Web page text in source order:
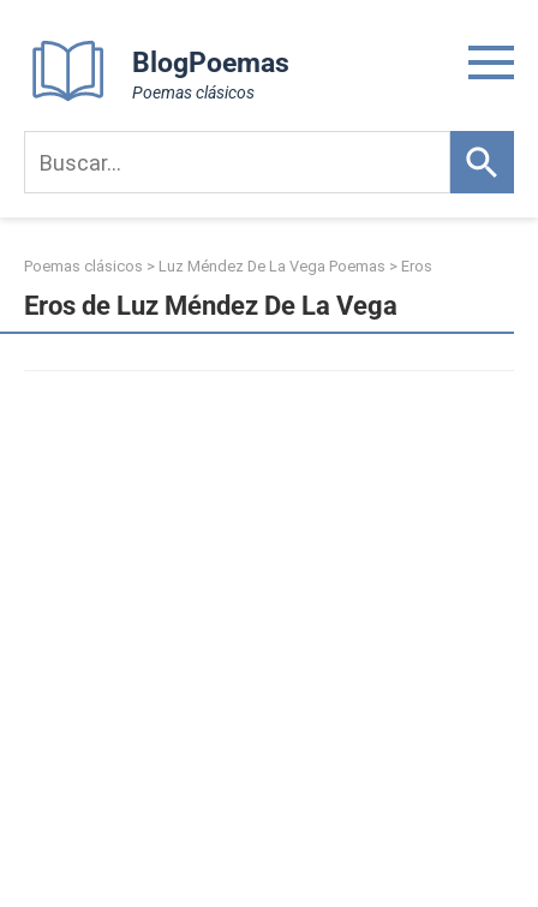
content
BlogPoemas
Poemas clásicos
Poemas clásicos > Luz Méndez De La Vega Poemas > Eros
Eros de Luz Méndez De La Vega